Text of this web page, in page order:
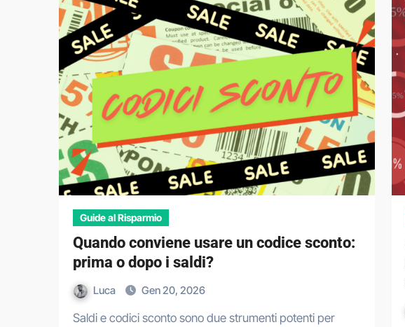
Guide al Risparmio
Quando conviene usare un codice sconto:
prima o dopo i saldi?
Luca Gen 20, 2026
Saldi e codici sconto sono due strumenti potenti per